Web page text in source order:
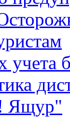
учета
Ящур"